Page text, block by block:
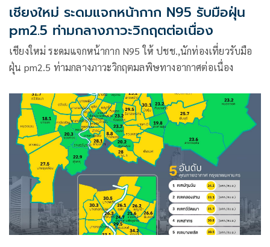
เชียงใหม่ ระดมแจกหน้ากาก N95 รับมือฝุ่น
pm2.5 ท่ามกลางภาวะวิกฤตต่อเนื่อง
เชียงใหม่ ระดมแจกหน้ากาก N95 ให้ ปชช.,นักท่องเที่ยวรับมือ
ฝุ่น pm2.5 ท่ามกลางภาวะวิกฤตมลพิษทางอากาศต่อเนื่อง